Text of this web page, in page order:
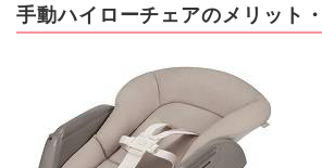
手動ハイローチェアのメリット